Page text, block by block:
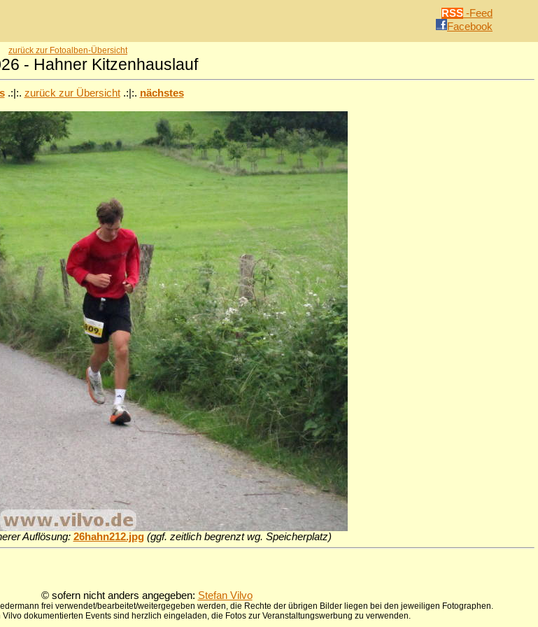
RSS -Feed
Facebook
zurück zur Fotoalben-Übersicht
- Hahner Kitzenhauslauf
.:|:. zurück zur Übersicht.:|:. nächstes
Auflösung: 26hahn212.jpg (ggf. zeitlich begrenzt wg. Speicherplatz)
© sofern nicht anders angegeben: Stefan Vilvo
frei verwendet/bearbeitet/weitergegeben werden, die Rechte der übrigen Bilder liegen bei den jeweiligen Fotographen.
Vilvo dokumentierten Events sind herzlich eingeladen, die Fotos zur Veranstaltungswerbung zu verwenden.